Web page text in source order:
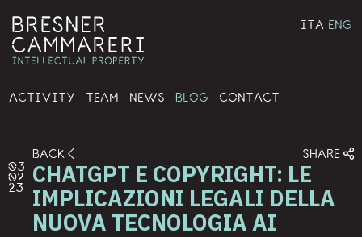
ITA ENG
ACTIVITY TEAM NEWS BLOG CONTACT
03
02
23
BACK SHARE
CHATGPT E COPYRIGHT: LE
IMPLICAZIONI LEGALI DELLA
NUOVA TECNOLOGIA AI